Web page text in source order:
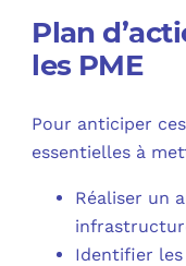
Plan
les PME
Pour anticiper
essentielles à
Réaliser un
Identifier